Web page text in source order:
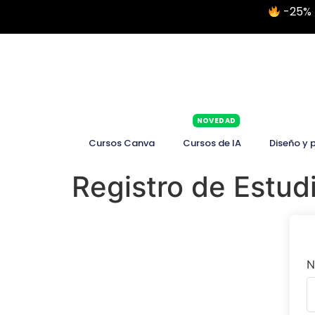
-25%
Cursos Canva Cursos de IA
NOVEDAD
Diseño y
Registro de